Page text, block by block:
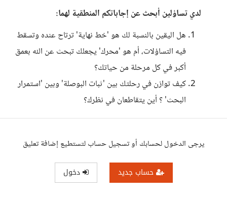
لدي تساؤلين أبحث عن إجاباتكم المنطقية لهما:
هل اليقين بالنسبة لك هو 'خط نهاية' ترتاح عنده وتسقط
فيه التساؤلات، أم هو 'محرك' يجعلك تبحث عن الله بعمق
أكبر في كل مرحلة من حياتك؟
كيف توازن في رحلتك بين 'ثبات البوصلة' وبين 'استمرار
البحث' ؟ أين يتقاطعان في نظرك؟
يرجى الدخول لحسابك أو تسجيل حساب لتستطيع إضافة تعليق
حساب جديد دخول